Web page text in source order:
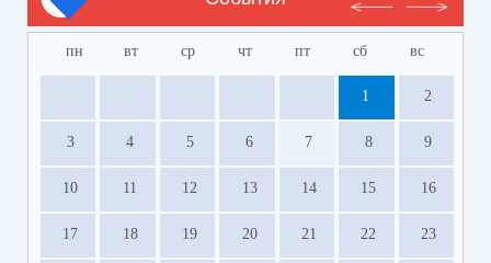
пн вт ср чт пт сб вс
1 2
3 4 5 6 7 8 9
10 11 12 13 14 15 16
17 18 19 20 21 22 23